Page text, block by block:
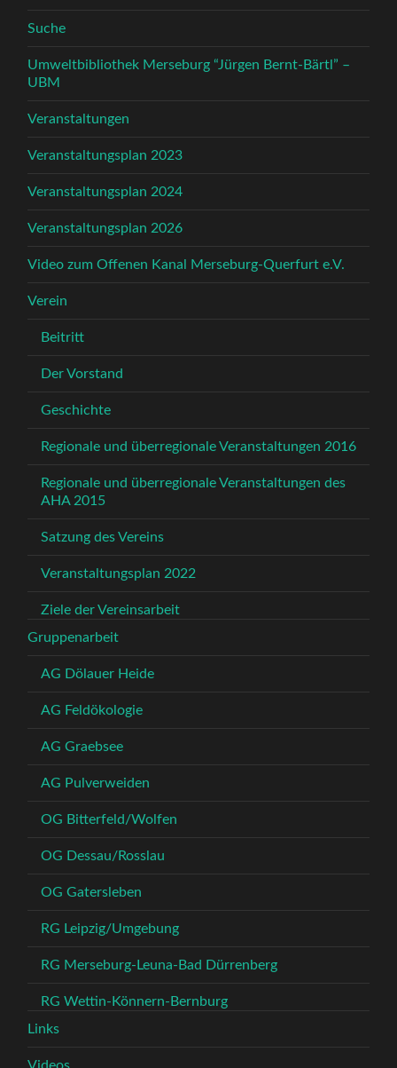
Suche
Umweltbibliothek Merseburg “Jürgen Bernt-Bärtl” –
UBM
Veranstaltungen
Veranstaltungsplan 2023
Veranstaltungsplan 2024
Veranstaltungsplan 2026
Video zum Offenen Kanal Merseburg-Querfurt e.V.
Verein
Beitritt
Der Vorstand
Geschichte
Regionale und überregionale Veranstaltungen 2016
Regionale und überregionale Veranstaltungen des
AHA 2015
Satzung des Vereins
Veranstaltungsplan 2022
Ziele der Vereinsarbeit
Gruppenarbeit
AG Dölauer Heide
AG Feldökologie
AG Graebsee
AG Pulverweiden
OG Bitterfeld/Wolfen
OG Dessau/Rosslau
OG Gatersleben
RG Leipzig/Umgebung
RG Merseburg-Leuna-Bad Dürrenberg
RG Wettin-Könnern-Bernburg
Links
Videos